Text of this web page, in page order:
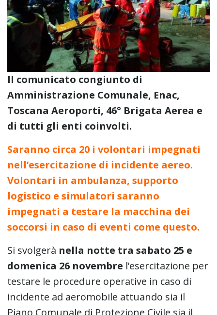
Il comunicato congiunto di
Amministrazione Comunale, Enac,
Toscana Aeroporti, 46° Brigata Aerea e
di tutti gli enti coinvolti.
Saranno circa 20 i volontari impegnati
nell’esercitazione di incidente aereo.
Volontari in ambulanza, supporto
logistico e simulatori saranno
impegnati a testare la macchina dei
soccorsi in caso di eventi come questo.
Si svolgerà nella notte tra sabato 25 e
domenica 26 novembre l’esercitazione per
testare le procedure operative in caso di
incidente ad aeromobile attuando sia il
Piano Comunale di Protezione Civile sia il